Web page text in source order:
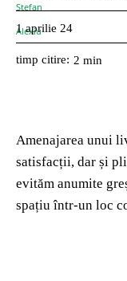
1 aprilie 24
timp citire: 2 min
Amenajarea unui
satisfacții, dar și
evităm anumite
spațiu într-un loc